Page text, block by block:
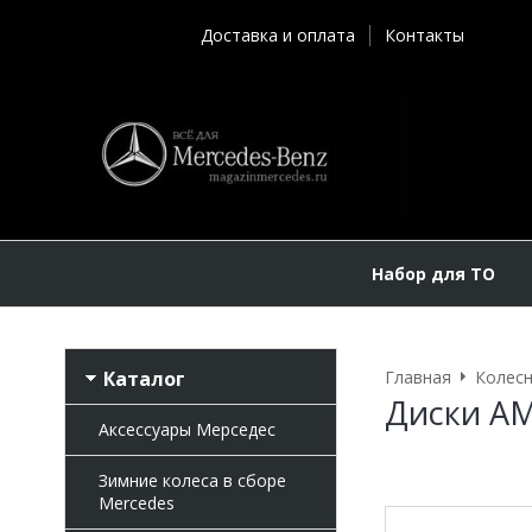
Доставка и оплата Контакты
Набор для ТО
Каталог
Аксессуары Мерседес
Зимние колеса в сборе
Mercedes
Главная
Диски